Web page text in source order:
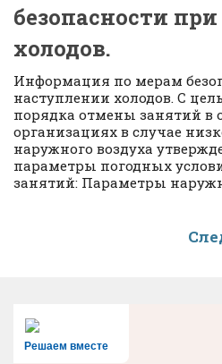
безопасности
холодов.
Информация по мерам
наступлении холодов. С
порядка отмены занятий в
организациях в случае
наружного воздуха
параметры погодных
занятий: Параметры
Решаем вместе